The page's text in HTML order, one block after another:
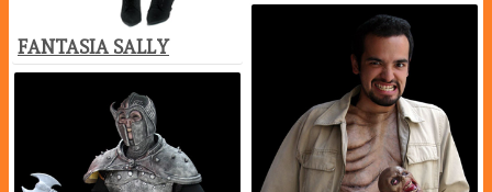
FANTASIA SALLY